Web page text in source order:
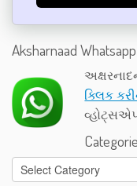
Aksharnaad
ક્લિક
Categories